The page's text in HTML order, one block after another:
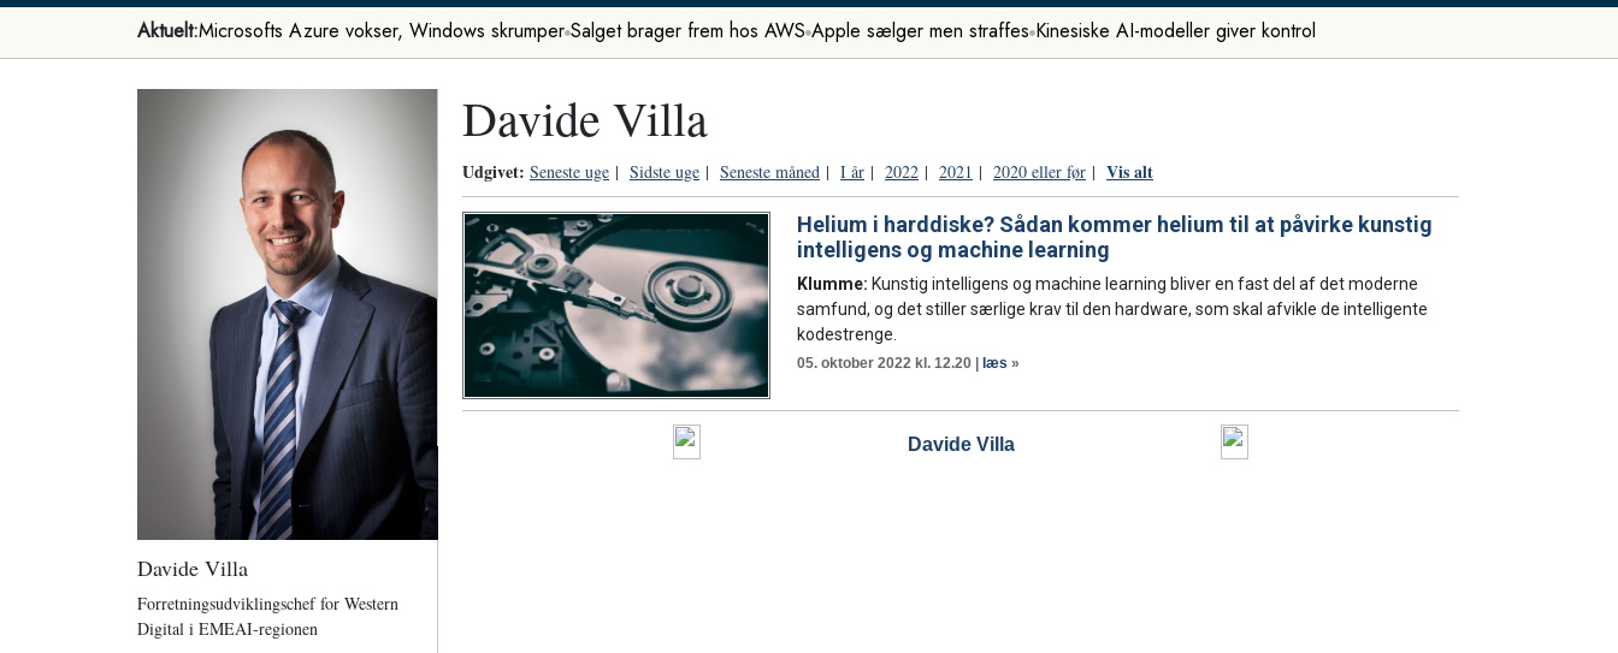
Aktuelt:Microsofts Azure vokser, Windows skrumper Salget brager frem hos AWS Apple sælger men straffes Kinesiske AI-modeller giver kontrol
Davide Villa
Forretningsudviklingschef for Western
Digital i EMEAI-regionen
Davide Villa
Udgivet: Seneste uge | Sidste uge | Seneste måned | I år | 2022 | 2021 | 2020 eller før | Vis alt
Helium i harddiske? Sådan kommer helium til at påvirke kunstig
intelligens og machine learning
Klumme: Kunstig intelligens og machine learning bliver en fast del af det moderne
samfund, og det stiller særlige krav til den hardware, som skal afvikle de intelligente
kodestrenge.
05. oktober 2022 kl. 12.20 | læs »
Davide Villa